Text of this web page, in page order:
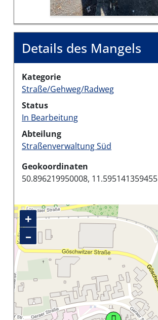
Details des Mangels
Kategorie
Straße/Gehweg/Radweg
Status
In Bearbeitung
Abteilung
Straßenverwaltung Süd
Geokoordinaten
50.896219950008, 11.595141359455
+
–